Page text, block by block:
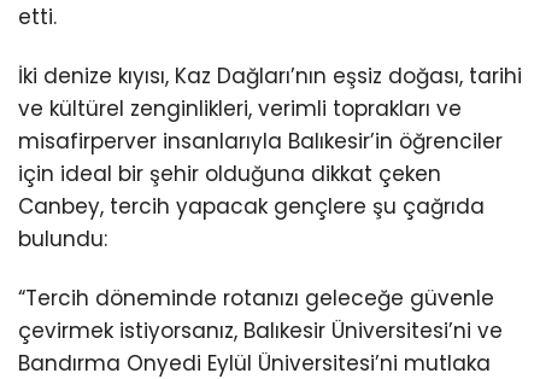
etti.
İki denize kıyısı, Kaz Dağları’nın eşsiz doğası, tarihi
ve kültürel zenginlikleri, verimli toprakları ve
misafirperver insanlarıyla Balıkesir’in öğrenciler
için ideal bir şehir olduğuna dikkat çeken
Canbey, tercih yapacak gençlere şu çağrıda
bulundu:
“Tercih döneminde rotanızı geleceğe güvenle
çevirmek istiyorsanız, Balıkesir Üniversitesi’ni ve
Bandırma Onyedi Eylül Üniversitesi’ni mutlaka